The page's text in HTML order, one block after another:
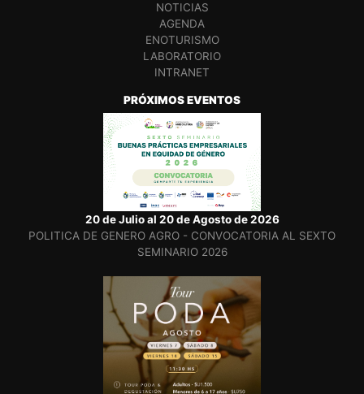
NOTICIAS
AGENDA
ENOTURISMO
LABORATORIO
INTRANET
PRÓXIMOS EVENTOS
20 de Julio al 20 de Agosto de 2026
POLITICA DE GENERO AGRO - CONVOCATORIA AL SEXTO
SEMINARIO 2026